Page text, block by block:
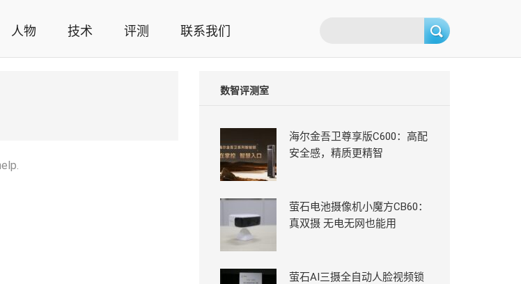
术应用，智能家居行业观点，智能家居项目案例
人物 技术 评测 联系我们
数智评测室
海尔金吾卫尊享版C600：高配
安全感，精质更精智
萤石电池摄像机小魔方CB60：
真双摄 无电无网也能用
萤石AI三摄全自动人脸视频锁